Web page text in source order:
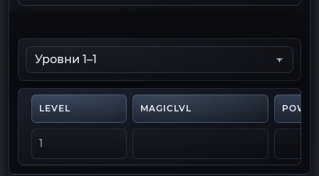
LEVEL MAGICLVL
1